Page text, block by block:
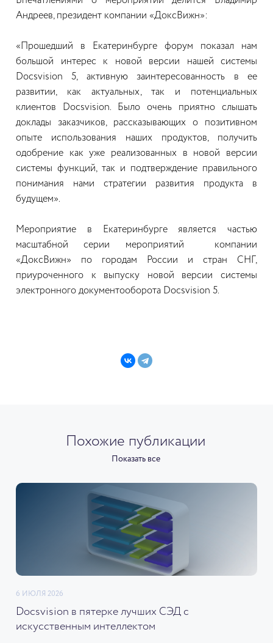
Андреев, президент компании «ДоксВижн»:
«Прошедший в Екатеринбурге форум показал нам
большой интерес к новой версии нашей системы
Docsvision 5, активную заинтересованность в ее
развитии, как актуальных, так и потенциальных
клиентов Docsvision. Было очень приятно слышать
доклады заказчиков, рассказывающих о позитивном
опыте использования наших продуктов, получить
одобрение как уже реализованных в новой версии
системы функций, так и подтверждение правильного
понимания нами стратегии развития продукта в
будущем».
Мероприятие в Екатеринбурге является частью
масштабной серии мероприятий компании
«ДоксВижн» по городам России и стран СНГ,
приуроченного к выпуску новой версии системы
электронного документооборота Docsvision 5.
Похожие публикации
Показать все
6 ИЮЛЯ 2026
Docsvision в пятерке лучших СЭД с
искусственным интеллектом